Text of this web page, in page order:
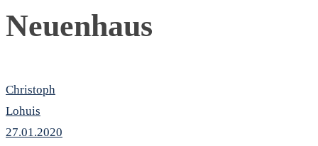
Neuenhaus
Christoph
Lohuis
27.01.2020